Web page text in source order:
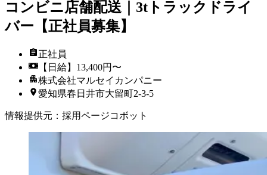
コンビニ店舗配送｜3tトラックドライ
バー【正社員募集】
正社員
【日給】13,400円〜
株式会社マルセイカンパニー
愛知県春日井市大留町2-3-5
情報提供元 ： 採用ページコボット